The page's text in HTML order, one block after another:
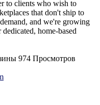
to clients who wish to
that don't ship to
and we're growing
home-based
974 Просмотров